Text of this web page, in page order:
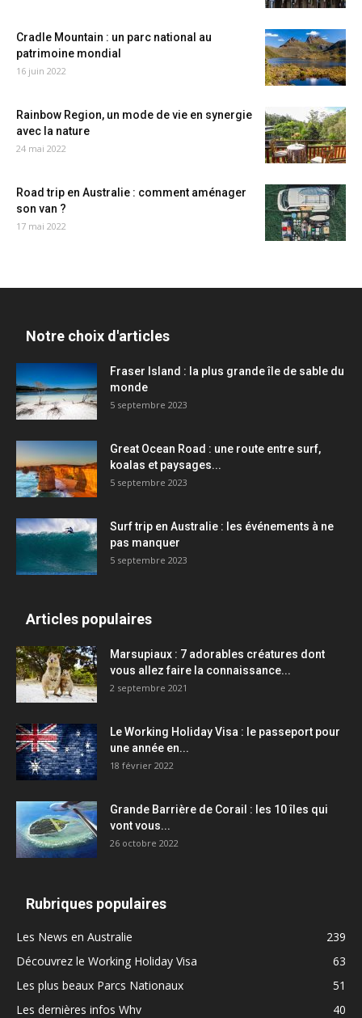
Cradle Mountain : un parc national au
patrimoine mondial
16 juin 2022
Rainbow Region, un mode de vie en synergie
avec la nature
24 mai 2022
Road trip en Australie : comment aménager
son van ?
17 mai 2022
Notre choix d'articles
Fraser Island : la plus grande île de sable du
monde
5 septembre 2023
Great Ocean Road : une route entre surf,
koalas et paysages...
5 septembre 2023
Surf trip en Australie : les événements à ne
pas manquer
5 septembre 2023
Articles populaires
Marsupiaux : 7 adorables créatures dont
vous allez faire la connaissance...
2 septembre 2021
Le Working Holiday Visa : le passeport pour
une année en...
18 février 2022
Grande Barrière de Corail : les 10 îles qui
vont vous...
26 octobre 2022
Rubriques populaires
Les News en Australie
239
Découvrez le Working Holiday Visa
63
Les plus beaux Parcs Nationaux
51
Les dernières infos Whv
40